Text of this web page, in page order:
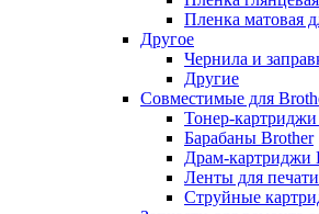
Пленка матовая
Другое
Чернила и
Другие
Совместимые для
Тонер-
Барабаны Brother
Драм-картриджи
Ленты для
Струйные